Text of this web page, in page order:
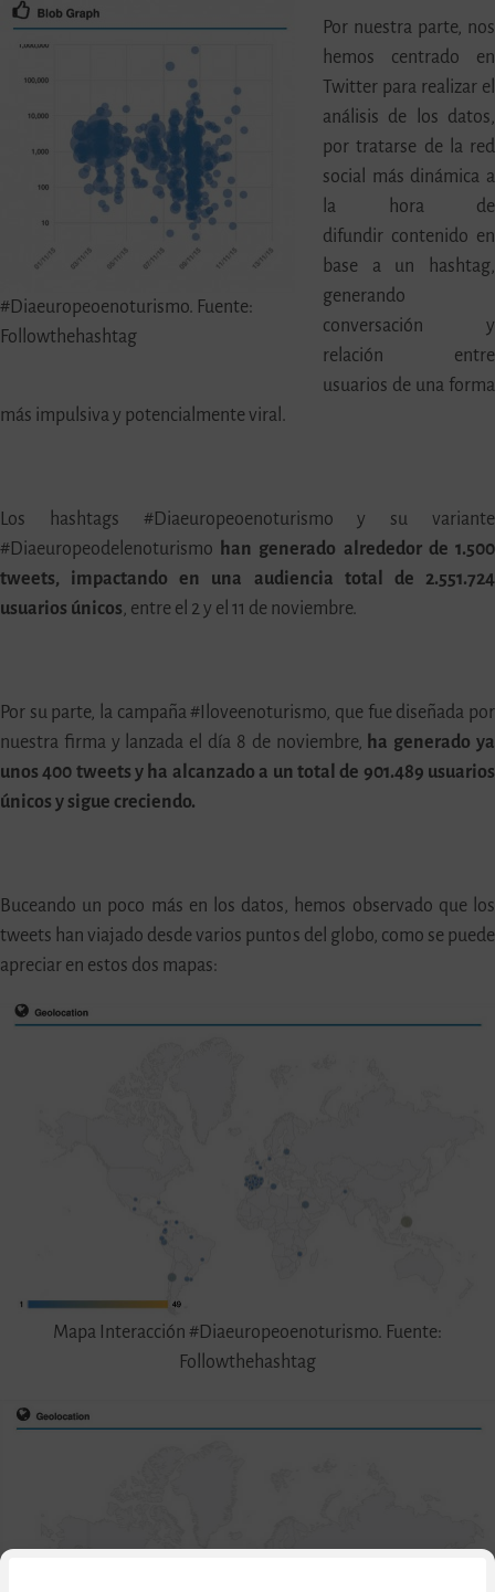
#Diaeuropeoenoturismo. Fuente:
Followthehashtag
Por nuestra parte, nos
hemos centrado en
Twitter para realizar el
análisis de los datos,
por tratarse de la red
social más dinámica a
la hora de
difundir contenido en
base a un hashtag,
generando
conversación y
relación entre
usuarios de una forma
más impulsiva y potencialmente viral.
Los hashtags #Diaeuropeoenoturismo y su variante
#Diaeuropeodelenoturismo han generado alrededor de 1.500
tweets, impactando en una audiencia total de 2.551.724
usuarios únicos , entre el 2 y el 11 de noviembre.
Por su parte, la campaña #Iloveenoturismo, que fue diseñada por
nuestra firma y lanzada el día 8 de noviembre,
ha generado ya
unos 400 tweets y ha alcanzado a un total de 901.489 usuarios
únicos y sigue creciendo.
Buceando un poco más en los datos, hemos observado que los
tweets han viajado desde varios puntos del globo, como se puede
apreciar en estos dos mapas:
Mapa Interacción #Diaeuropeoenoturismo. Fuente:
Followthehashtag